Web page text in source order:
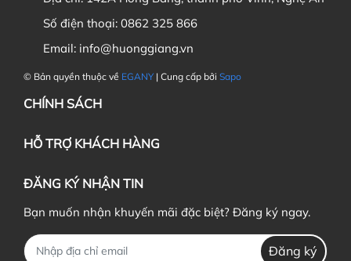
Số điện thoại: 0862 325 866
Email: info@huonggiang.vn
© Bản quyền thuộc về EGANY | Cung cấp bởi Sapo
CHÍNH SÁCH
HỖ TRỢ KHÁCH HÀNG
ĐĂNG KÝ NHẬN TIN
Bạn muốn nhận khuyến mãi đặc biệt? Đăng ký ngay.
Đăng ký